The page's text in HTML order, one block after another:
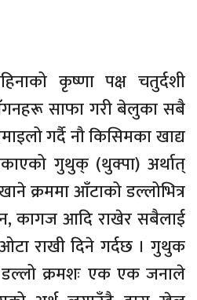
कृष्णा पक्ष चतुर्दशी
साफा गरी बेलुका सबै
गर्दै नौ किसिमका खाद्य
गुथुक् (थुक्पा) अर्थात्
क्रममा आँटाको डल्लोभित्र
कागज आदि राखेर सबैलाई
राखी दिने गर्दछ । गुथुक
डल्लो क्रमशः एक एक जनाले